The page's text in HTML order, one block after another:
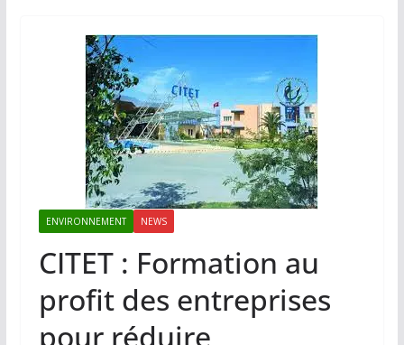
ENVIRONNEMENT NEWS
CITET : Formation au
profit des entreprises
pour réduire